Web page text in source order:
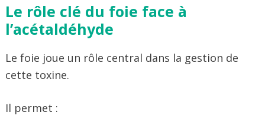
Le rôle clé du foie face à
l’acétaldéhyde
Le foie joue un rôle central dans la gestion de
cette toxine.
Il permet :